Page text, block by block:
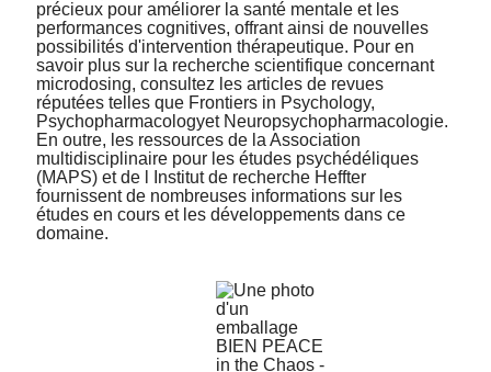
précieux pour améliorer la santé mentale et les
performances cognitives, offrant ainsi de nouvelles
possibilités d'intervention thérapeutique. Pour en
savoir plus sur la recherche scientifique concernant
microdosing, consultez les articles de revues
réputées telles que Frontiers in Psychology,
PsychopharmacologyetNeuropsychopharmacologie.
En outre, les ressources de laAssociation
multidisciplinaire pour les études psychédéliques
(MAPS) et de l
Institut de recherche Heffter
fournissent de nombreuses informations sur les
études en cours et les développements dans ce
domaine.